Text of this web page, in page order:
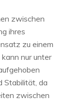
zwischen
ihres
zu einem
nur unter
Stabilität, da
zwischen